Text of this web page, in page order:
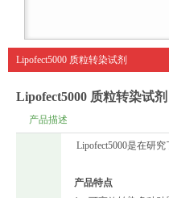
Lipofect5000 质粒转染试剂
Lipofect5000 质粒转染试剂
产品描述
Lipofect5000是在研
产品特点